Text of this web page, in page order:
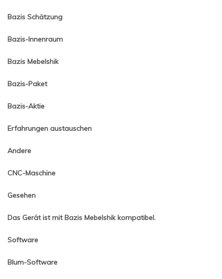
Bazis Schätzung
Bazis-Innenraum
Bazis Mebelshik
Bazis-Paket
Bazis-Aktie
Erfahrungen austauschen
Andere
CNC-Maschine
Gesehen
Das Gerät ist mit Bazis Mebelshik kompatibel.
Software
Blum-Software